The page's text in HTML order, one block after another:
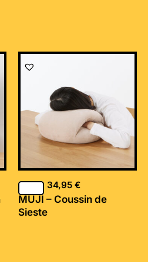
34,95 €
MUJI – Coussin de
Sieste